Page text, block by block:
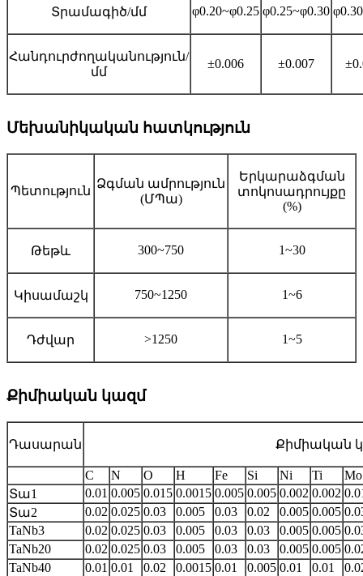
Տրամագիծ/մմ φ0.20~φ0.25 φ0.25~φ0.30
Հանդուրժողականություն/
մմ
±0.006 ±0.007
Մեխանիկական հատկություն
Պետություն
Ձգման ամրություն
(ՄՊա)
Երկարաձգման
տոկոսադրույքը
(%)
Թեթև 300~750 1~30
Կիսամաշկ 750~1250 1~6
Դժվար >1250 1~5
Քիմիական կազմ
Դասարան Քիմիական
C N O H Fe Si Ni Ti
Mo
Տա1
0.01 0.005 0.015 0.0015 0.005 0.005 0.002 0.002
Տա2
0.02 0.025 0.03 0.005 0.03 0.02 0.005 0.005
TaNb3
0.02 0.025 0.03 0.005 0.03 0.03 0.005 0.005
TaNb20
0.02 0.025 0.03 0.005 0.03 0.03 0.005 0.005
TaNb40
0.01 0.01 0.02 0.0015 0.01 0.005 0.01 0.01